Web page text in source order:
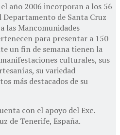
año 2006 incorporan a los 56
de Santa Cruz
las Mancomunidades
para presentar a 150
un fin de semana tienen la
culturales, sus
su variedad
más destacados de su
con el apoyo del Exc.
de Tenerife, España.